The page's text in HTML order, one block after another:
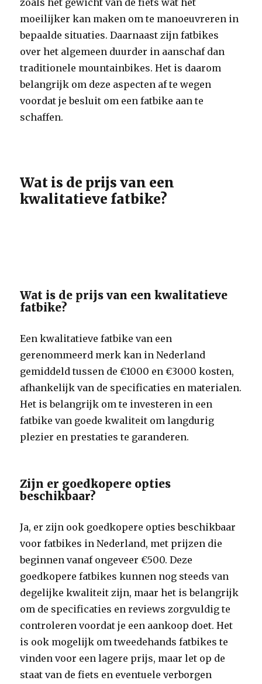
moeilijker kan maken om te manoeuvreren in
bepaalde situaties. Daarnaast zijn fatbikes
over het algemeen duurder in aanschaf dan
traditionele mountainbikes. Het is daarom
belangrijk om deze aspecten af te wegen
voordat je besluit om een fatbike aan te
schaffen.
Wat is de prijs van een
kwalitatieve fatbike?
Wat is de prijs van een kwalitatieve
fatbike?
Een kwalitatieve fatbike van een
gerenommeerd merk kan in Nederland
gemiddeld tussen de €1000 en €3000 kosten,
afhankelijk van de specificaties en materialen.
Het is belangrijk om te investeren in een
fatbike van goede kwaliteit om langdurig
plezier en prestaties te garanderen.
Zijn er goedkopere opties
beschikbaar?
Ja, er zijn ook goedkopere opties beschikbaar
voor fatbikes in Nederland, met prijzen die
beginnen vanaf ongeveer €500. Deze
goedkopere fatbikes kunnen nog steeds van
degelijke kwaliteit zijn, maar het is belangrijk
om de specificaties en reviews zorgvuldig te
controleren voordat je een aankoop doet. Het
is ook mogelijk om tweedehands fatbikes te
vinden voor een lagere prijs, maar let op de
staat van de fiets en eventuele verborgen